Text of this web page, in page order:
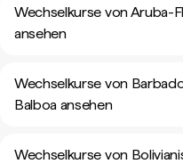
Wechselkurse von Aruba-
ansehen
Wechselkurse von
Balboa ansehen
Wechselkurse von